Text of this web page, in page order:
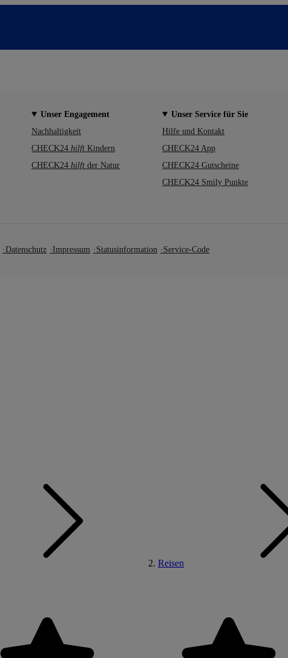
Unser Engagement
Nachhaltigkeit
CHECK24 hilft Kindern
CHECK24 hilft der Natur
Unser Service für Sie
Hilfe und Kontakt
CHECK24 App
CHECK24 Gutscheine
CHECK24 Smily Punkte
Datenschutz Impressum Statusinformation Service-Code
Reisen